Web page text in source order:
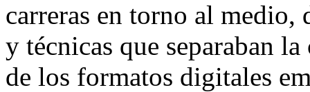
carreras en torno al medio,
y técnicas que separaban
de los formatos digitales